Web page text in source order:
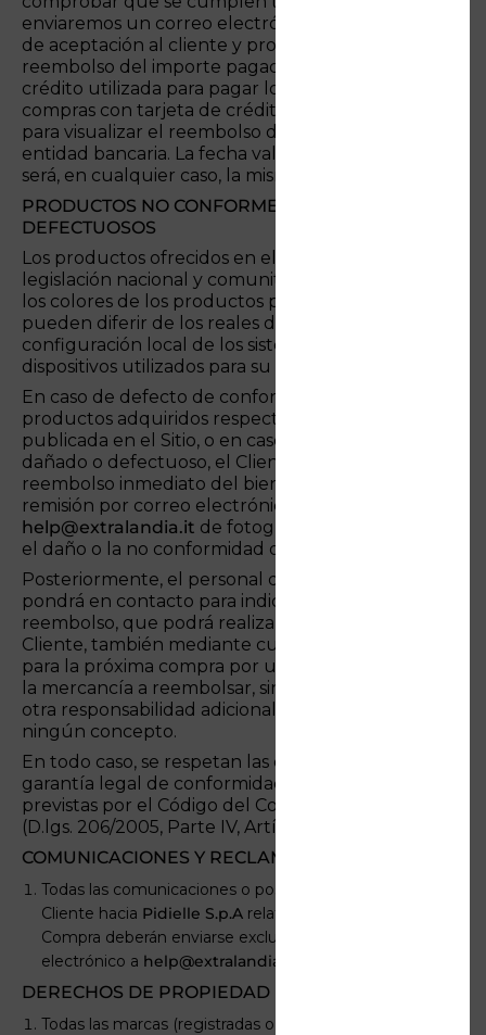
enviaremos un correo electrónico de confirmación
de aceptación al cliente y procederemos al
reembolso del importe pagado a la tarjeta de
crédito utilizada para pagar los productos. Para
compras con tarjeta de crédito, el tiempo necesario
para visualizar el reembolso dependerá de su
entidad bancaria. La fecha valor del reembolso
será, en cualquier caso, la misma que la del cargo.
PRODUCTOS NO CONFORMES Y PRODUCTOS
DEFECTUOSOS
Los productos ofrecidos en el Sitio cumplen con la
legislación nacional y comunitaria. Las imágenes y
los colores de los productos publicados en el Sitio
pueden diferir de los reales debido a la
configuración local de los sistemas y/o de los
dispositivos utilizados para su visualización.
En caso de defecto de conformidad de los
productos adquiridos respecto a la descripción
publicada en el Sitio, o en caso de producto
dañado o defectuoso, el Cliente tiene derecho al
reembolso inmediato del bien no conforme, previa
remisión por correo electrónico a
help@extralandia.it de fotografías que evidencien
el daño o la no conformidad del producto.
Posteriormente, el personal de
pondrá en contacto para indicar el método de
reembolso, que podrá realizarse, a elección del
Cliente, también mediante cupones de descuento
para la próxima compra por un valor superior al de
la mercancía a reembolsar, sin que exista ninguna
otra responsabilidad adicional de
ningún concepto.
En todo caso, se respetan las disposiciones sobre la
garantía legal de conformidad de los bienes,
previstas por el Código del Consumidor italiano
(D.lgs. 206/2005, Parte IV, Artículos 102-135).
COMUNICACIONES Y RECLAMACIONES
Todas las comunicaciones o posibles reclamaciones del
Cliente hacia Pidielle S.p.A relativas a los Contratos de
Compra deberán enviarse exclusivamente por correo
electrónico a help@extralandia.it
DERECHOS DE PROPIEDAD INTELECTUAL
Todas las marcas (registradas o no), así como cualquier